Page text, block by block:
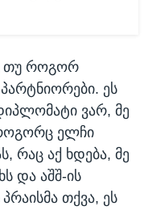
თუ როგორ
ეს
ვარ, მე
ელჩი
რაც აქ ხდება, მე
და აშშ-ის
თქვა, ეს